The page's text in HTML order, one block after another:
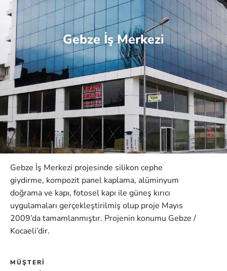
Gebze İş Merkezi
Gebze İş Merkezi projesinde silikon cephe
giydirme, kompozit panel kaplama, alüminyum
doğrama ve kapı, fotosel kapı ile güneş kırıcı
uygulamaları gerçekleştirilmiş olup proje Mayıs
2009’da tamamlanmıştır. Projenin konumu Gebze /
Kocaeli’dir.
MÜŞTERI